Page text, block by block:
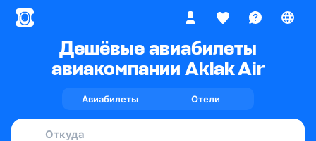
Дешёвые авиабилеты
авиакомпании Aklak Air
Авиабилеты Отели